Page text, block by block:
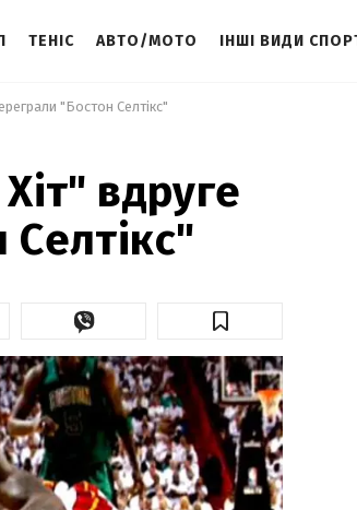
ТЕНІС АВТО/МОТО ІНШІ ВИДИ
"Бостон Селтікс"
вдруге